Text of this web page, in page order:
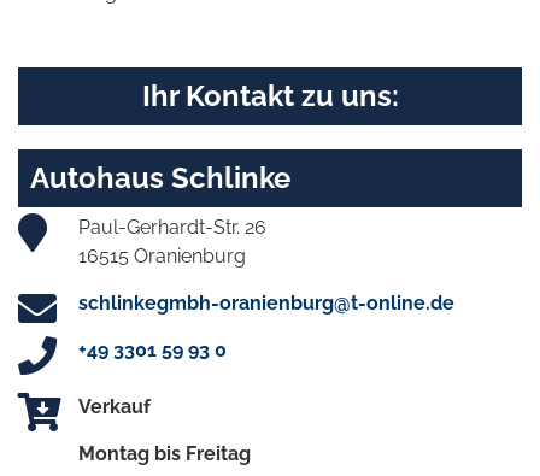
Ihr Kontakt zu uns:
Autohaus Schlinke
Paul-Gerhardt-Str. 26
16515 Oranienburg
schlinkegmbh-oranienburg@t-online.de
+49 3301 59 93 0
Verkauf
Montag bis Freitag